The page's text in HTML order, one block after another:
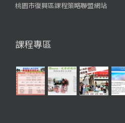
桃園市復興區課程策略聯盟網站
課程專區